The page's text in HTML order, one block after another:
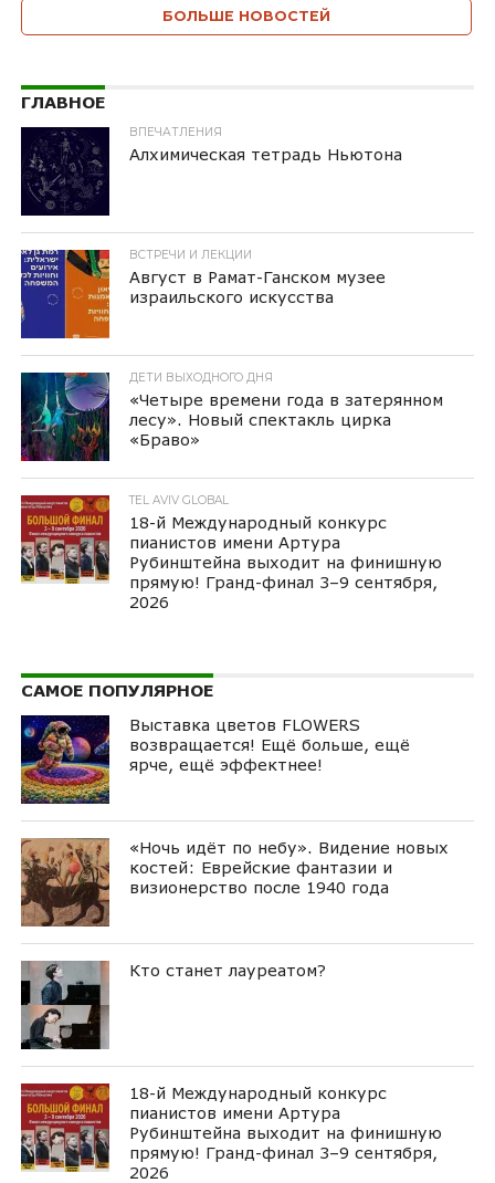
БОЛЬШЕ НОВОСТЕЙ
ГЛАВНОЕ
ВПЕЧАТЛЕНИЯ
Алхимическая тетрадь Ньютона
ВСТРЕЧИ И ЛЕКЦИИ
Август в Рамат-Ганском музее
израильского искусства
ДЕТИ ВЫХОДНОГО ДНЯ
«Четыре времени года в затерянном
лесу». Новый спектакль цирка
«Браво»
TEL AVIV GLOBAL
18-й Международный конкурс
пианистов имени Артура
Рубинштейна выходит на финишную
прямую! Гранд-финал 3–9 сентября,
2026
САМОЕ ПОПУЛЯРНОЕ
Выставка цветов FLOWERS
возвращается! Ещё больше, ещё
ярче, ещё эффектнее!
«Ночь идёт по небу». Видение новых
костей: Еврейские фантазии и
визионерство после 1940 года
Кто станет лауреатом?
18-й Международный конкурс
пианистов имени Артура
Рубинштейна выходит на финишную
прямую! Гранд-финал 3–9 сентября,
2026